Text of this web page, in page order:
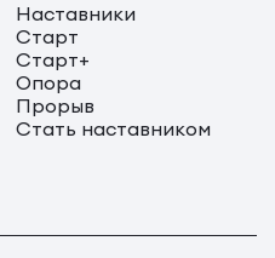
Наставники
Старт
Старт+
Опора
Прорыв
Стать наставником